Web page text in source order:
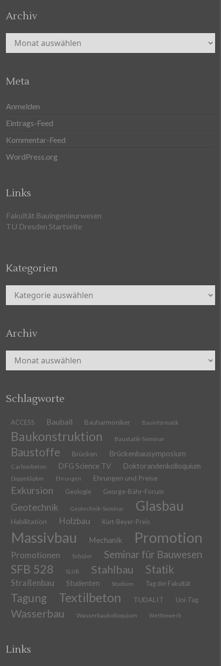
Archiv
Archiv
Meta
Anmelden
Eintrags-Feed
Kommentar-Feed
WordPress.org
Links
Fakultät Bauingenieurwesen
TU Dresden Startseite
Kategorien
Kategorien
Archiv
Archiv
Schlagworte
ACCESS Bauball Bauharmoniker Bauinformatik
Baukonstruktion Baustatik-Seminar
Baustoffe Brücken Brückenbausymposium
Carbonbeton DFG Science TV Doktorandenkolloquium
Doppeldiplom Ehrungen Ehrungen und Preise
Exkursion Geologie George-Bähr-Forum
Geotechnik Geotechnik-Seminar Glasbau
Habilitation Holzbau Kurt-Beyer-Preis
Massivbau Mechanik Promotion
Promotionen Schüler Seminar für Bauwesen
SFB 528 SLUB Stahlbau Statik
Straßenbau Studenten Studium Tag der Fakultät
Tagung Textilbeton TUDALIT Uni-Tag
Wasserbau Wasserbaukolloquium Wettbewerb
Links